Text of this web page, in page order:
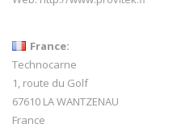
France:
Technocarne
1, route du Golf
67610 LA WANTZENAU
France